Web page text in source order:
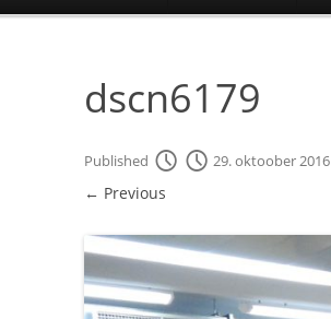
dscn6179
Published 29. oktoober 2016
← Previous